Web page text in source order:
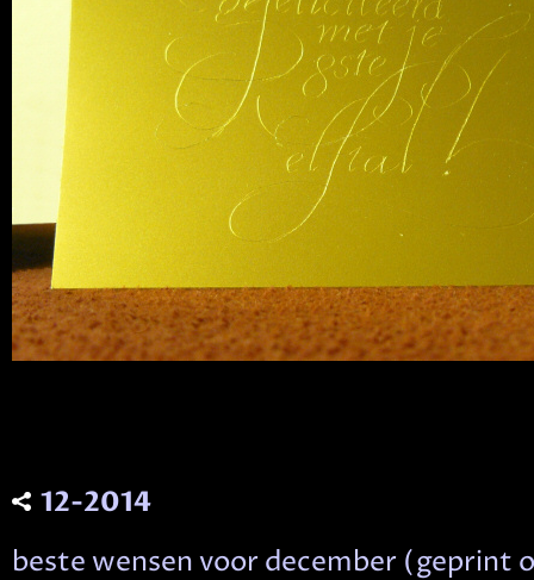
12-2014
beste wensen voor december (geprint